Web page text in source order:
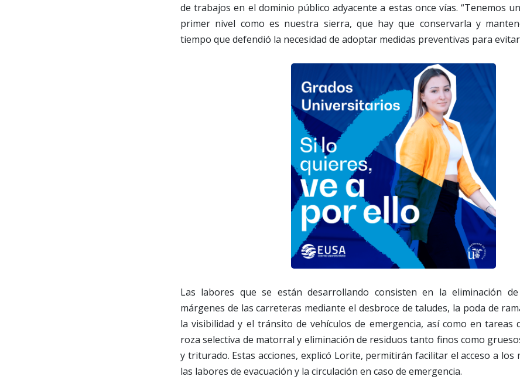
de trabajos en el dominio público adyacente a estas once vías. “Tenemos
primer nivel como es nuestra sierra, que hay que conservarla y
tiempo que defendió la necesidad de adoptar medidas preventivas para
Las labores que se están desarrollando consisten en la eliminación
márgenes de las carreteras mediante el desbroce de taludes, la poda de
la visibilidad y el tránsito de vehículos de emergencia, así como en tareas
roza selectiva de matorral y eliminación de residuos tanto finos como
y triturado. Estas acciones, explicó Lorite, permitirán facilitar el acceso a los
las labores de evacuación y la circulación en caso de emergencia.